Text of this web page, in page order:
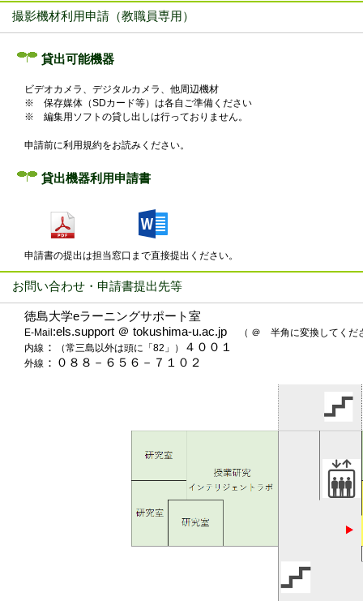
こちら からご確認ください。
■2026.02.06 【徳島大学Moodleメンテナンスのお知らせ】
下記の日程で、徳島大学Moodleのメンテナンスを実施いたします。
【実施日】2026年2月11日（水）9:30 ～ 10:30
ご迷惑をおかけいたしますが、ご理解とご協力のほど、どうぞよろし
以下の日程でmanabaのメンテナンスを実施いたします。
【実施日】 2026/02/27(金) 10:00～12:00
・作業中はメンテナンス画面が表示され manaba 及び関連サービスの
また、一部作業の実施時にはサイトにアクセスできなくなります。
・状況によって予定時刻よりも早めにメンテナンスが終了する場合も
ご迷惑をおかけしますが、ご理解とご協力のほどよろしくお願い申
■2025.09.19 【 (ご案内) 令和７年度 後期 知プラe の履修について】
令和７年度 後期 eラーニング科目（知プラe）の履修登録方法及び履
履修希望の方は以下の方法で履修登録してください。
令和7年度後期知プラe履修案内ポスター 令和7年度後期知プラe科
■2025.08.08 【manabaメンテナンスについて】
下記の日程でmanabaのメンテナンスを実施いたします。
サービス停止中はメンテナンス画面が表示され manaba 及び関連サー
ご不便をおかけしますが、よろしくお願いいたします。
撮影機材利用申請（教職員専用）
貸出可能機器
ビデオカメラ、デジタルカメラ、他周辺機材
※ 保存媒体（SDカード等）は各自ご準備ください
※ 編集用ソフトの貸し出しは行っておりません。
申請前に利用規約をお読みください。
貸出機器利用申請書
申請書の提出は担当窓口まで直接提出ください。
お問い合わせ・申請書提出先等
徳島大学eラーニングサポート室
E-Mail :els.support ＠ tokushima-u.ac.jp
（ ＠ 半角に変換してくだ
内線 ： （常三島以外は頭に「82」） ４００１
外線 ：０８８－６５６－７１０２